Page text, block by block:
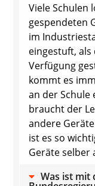
Viele Schulen
gespendeten
im
eingestuft,
Verfügung
kommt es
an der Schule
braucht der
andere
ist es so
Geräte selber
Was ist mit